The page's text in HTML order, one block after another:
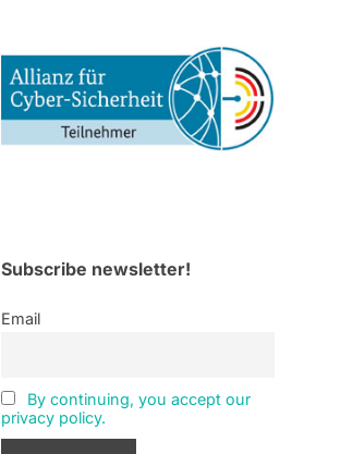
Subscribe newsletter!
Email
By continuing, you accept our
privacy policy.